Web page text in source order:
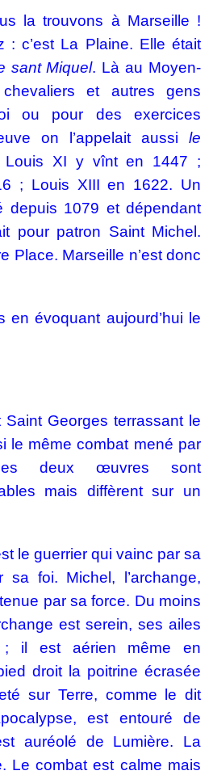
la trouvons à Marseille !
: c’est La Plaine. Elle était
sant Miquel. Là au Moyen-
chevaliers et autres gens
ou pour des exercices
on l’appelait aussi le
XI y vînt en 1447 ;
; Louis XIII en 1622. Un
depuis 1079 et dépendant
pour patron Saint Michel.
Place. Marseille n’est donc
en évoquant aujourd’hui le
Georges terrassant le
le même combat mené par
deux œuvres sont
mais diffèrent sur un
le guerrier qui vainc par sa
sa foi. Michel, l’archange,
par sa force. Du moins
est serein, ses ailes
; il est aérien même en
droit la poitrine écrasée
sur Terre, comme le dit
est entouré de
auréolé de Lumière. La
Le combat est calme mais